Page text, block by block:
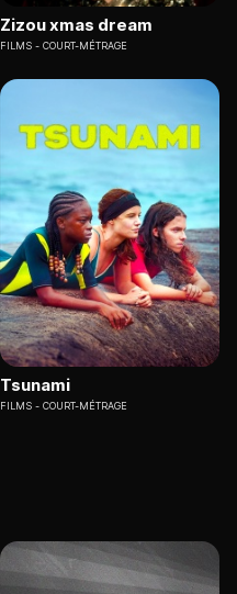
Zizou xmas dream
FILMS COURT-MÉTRAGE
Tsunami
FILMS COURT-MÉTRAGE